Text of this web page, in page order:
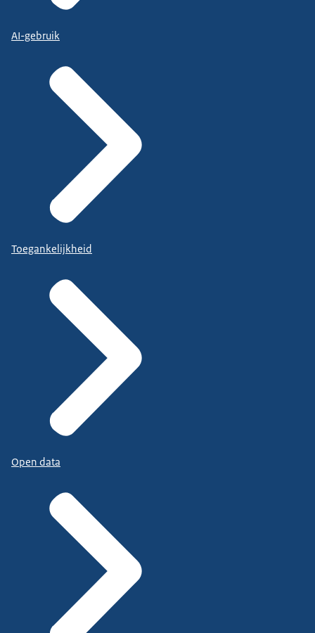
AI-gebruik
Toegankelijkheid
Open data